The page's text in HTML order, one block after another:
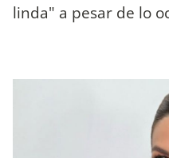
linda" a pesar de lo